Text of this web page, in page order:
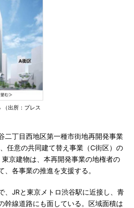
出所：プレス
二丁目西地区第一種市街地再開発事業
任意の共同建て替え事業（C街区）の
京建物は、本再開発事業の地権者の
各事業の推進を支援する。
JRと東京メトロ渋谷駅に近接し、青
幹線道路にも面している。区域面積は